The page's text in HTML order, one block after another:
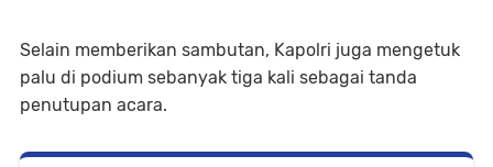
Selain memberikan sambutan, Kapolri juga mengetuk
palu di podium sebanyak tiga kali sebagai tanda
penutupan acara.